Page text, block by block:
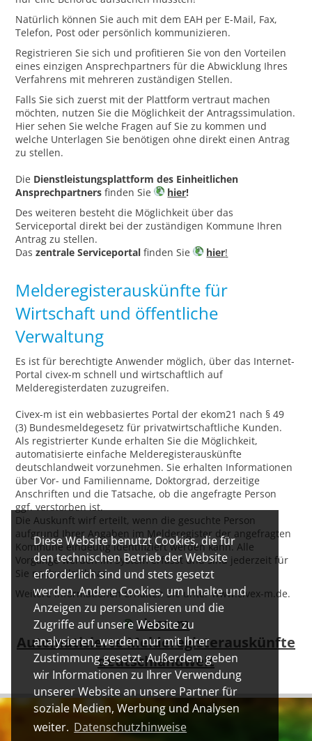
Diese Website benutzt Cookies, die für
den technischen Betrieb der Website
erforderlich sind und stets gesetzt
werden. Andere Cookies, um Inhalte und
Anzeigen zu personalisieren und die
Zugriffe auf unsere Website zu
analysieren, werden nur mit Ihrer
Zustimmung gesetzt. Außerdem geben
wir Informationen zu Ihrer Verwendung
unserer Website an unsere Partner für
soziale Medien, Werbung und Analysen
weiter. Datenschutzhinweise
Natürlich können Sie auch mit dem EAH per E-Mail, Fax,
Telefon, Post oder persönlich kommunizieren.
Registrieren Sie sich und profitieren Sie von den Vorteilen
eines einzigen Ansprechpartners für die Abwicklung Ihres
Verfahrens mit mehreren zuständigen Stellen.
Falls Sie sich zuerst mit der Plattform vertraut machen
möchten, nutzen Sie die Möglichkeit der Antragssimulation.
Hier sehen Sie welche Fragen auf Sie zu kommen und
welche Unterlagen Sie benötigen ohne direkt einen Antrag
zu stellen.
Die Dienstleistungsplattform des Einheitlichen
Ansprechpartners finden Sie hier!
Des weiteren besteht die Möglichkeit über das
Serviceportal direkt bei der zuständigen Kommune Ihren
Antrag zu stellen.
Daszentrale Serviceportal finden Sie hier!
Melderegisterauskünfte für
Wirtschaft und öffentliche
Verwaltung
Es ist für berechtigte Anwender möglich, über das Internet-
Portal civex-m schnell und wirtschaftlich auf
Melderegisterdaten zuzugreifen.
Civex-m ist ein webbasiertes Portal der ekom21 nach § 49
(3) Bundesmeldegesetz für privatwirtschaftliche Kunden.
Als registrierter Kunde erhalten Sie die Möglichkeit,
automatisierte einfache Melderegisterauskünfte
deutschlandweit vorzunehmen. Sie erhalten Informationen
über Vor- und Familienname, Doktorgrad, derzeitige
Anschriften und die Tatsache, ob die angefragte Person
ggf. verstorben ist.
Die Auskunft wirf erteilt, wenn die gesuchte Person
aufgrund Ihrer Angaben im Melderegister der angefragten
Kommune eindeutig identifiziert werden kann. Alle
Vorgänge werden im System erfasst und sind jederzeit für
Sie nachvollziehbar.
Weitere Informationen erhalten Sie unter www.civex-m.de.
civex-m
Automatisierte Melderegisterauskünfte
deutschlandweit